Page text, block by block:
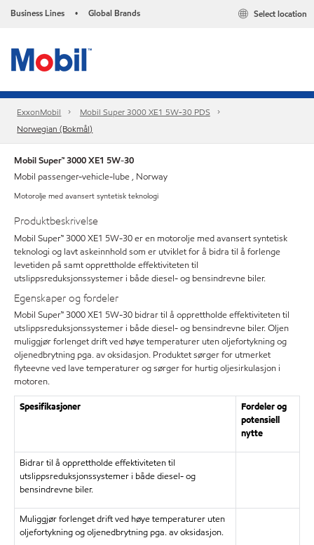
Business Lines • Global Brands Select location
ExxonMobil
Mobil Super 3000 XE1 5W-30 PDS
Norwegian (Bokmål)
Mobil Super™ 3000 XE1 5W-30
Mobil passenger-vehicle-lube , Norway
Motorolje med avansert syntetisk teknologi
Produktbeskrivelse
Mobil Super™ 3000 XE1 5W-30 er en motorolje med avansert syntetisk
teknologi og lavt askeinnhold som er utviklet for å bidra til å forlenge
levetiden på samt opprettholde effektiviteten til
utslippsreduksjonssystemer i både diesel- og bensindrevne biler.
Egenskaper og fordeler
Mobil Super™ 3000 XE1 5W-30 bidrar til å opprettholde effektiviteten til
utslippsreduksjonssystemer i både diesel- og bensindrevne biler. Oljen
muliggjør forlenget drift ved høye temperaturer uten oljefortykning og
oljenedbrytning pga. av oksidasjon. Produktet sørger for utmerket
flyteevne ved lave temperaturer og sørger for hurtig oljesirkulasjon i
motoren.
Spesifikasjoner
Fordeler og
potensiell
nytte
Bidrar til å opprettholde effektiviteten til
utslippsreduksjonssystemer i både diesel- og
bensindrevne biler.
Muliggjør forlenget drift ved høye temperaturer uten
oljefortykning og oljenedbrytning pga. av oksidasjon.